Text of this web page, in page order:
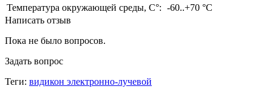
Температура окружающей среды, С°: -60..+70 °С
Написать отзыв
Пока не было вопросов.
Задать вопрос
Теги: видикон электронно-лучевой